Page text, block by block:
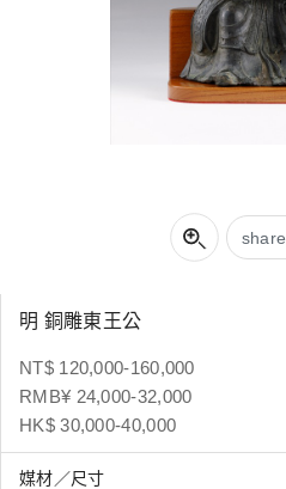
share
明 銅雕東王公
NT$ 120,000-160,000
RMB¥ 24,000-32,000
HK$ 30,000-40,000
媒材／尺寸